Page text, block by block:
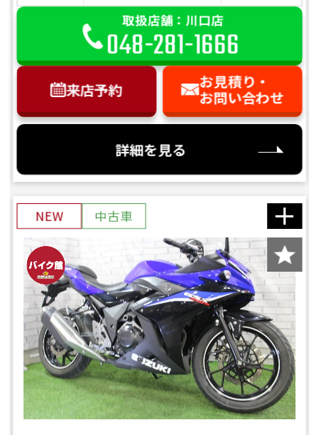
取扱店舗：川口店
048-281-1666
来店予約
お見積り・
お問い合わせ
詳細を見る
NEW 中古車